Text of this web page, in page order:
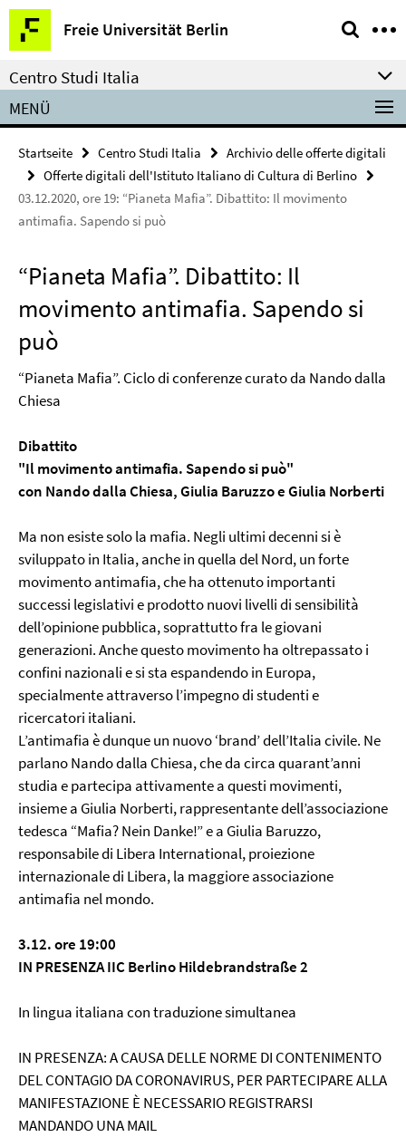
Springe
direkt
zu
Inhalt
Freie Universität Berlin
Service-
Navigation
Centro Studi Italia
MENÜ
Startseite Centro Studi Italia
Archivio delle offerte digitali
Offerte digitali dell'Istituto Italiano di Cultura di Berlino
03.12.2020, ore 19: “Pianeta Mafia”. Dibattito: Il movimento
antimafia. Sapendo si può
“Pianeta Mafia”. Dibattito: Il
movimento antimafia. Sapendo si
può
“Pianeta Mafia”. Ciclo di conferenze curato da Nando dalla
Chiesa
Dibattito
"Il movimento antimafia. Sapendo si può"
con Nando dalla Chiesa, Giulia Baruzzo e Giulia Norberti
Ma non esiste solo la mafia. Negli ultimi decenni si è
sviluppato in Italia, anche in quella del Nord, un forte
movimento antimafia, che ha ottenuto importanti
successi legislativi e prodotto nuovi livelli di sensibilità
dell’opinione pubblica, soprattutto fra le giovani
generazioni. Anche questo movimento ha oltrepassato i
confini nazionali e si sta espandendo in Europa,
specialmente attraverso l’impegno di studenti e
ricercatori italiani.
L’antimafia è dunque un nuovo ‘brand’ dell’Italia civile. Ne
parlano Nando dalla Chiesa, che da circa quarant’anni
studia e partecipa attivamente a questi movimenti,
insieme a Giulia Norberti, rappresentante dell’associazione
tedesca “Mafia? Nein Danke!” e a Giulia Baruzzo,
responsabile di Libera International, proiezione
internazionale di Libera, la maggiore associazione
antimafia nel mondo.
3.12. ore 19:00
IN PRESENZA IIC Berlino Hildebrandstraße 2
In lingua italiana con traduzione simultanea
IN PRESENZA: A CAUSA DELLE NORME DI CONTENIMENTO
DEL CONTAGIO DA CORONAVIRUS, PER PARTECIPARE ALLA
MANIFESTAZIONE È NECESSARIO REGISTRARSI
MANDANDO UNA MAIL